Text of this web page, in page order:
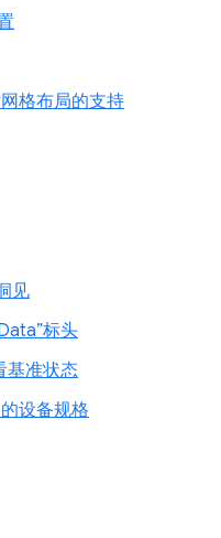
格布局的支持
见
标头
基准状态
设备规格